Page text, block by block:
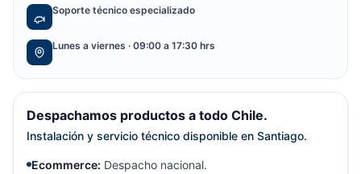
Soporte técnico especializado
Lunes a viernes · 09:00 a 17:30 hrs
Despachamos productos a todo Chile.
Instalación y servicio técnico disponible en Santiago.
Ecommerce: Despacho nacional.